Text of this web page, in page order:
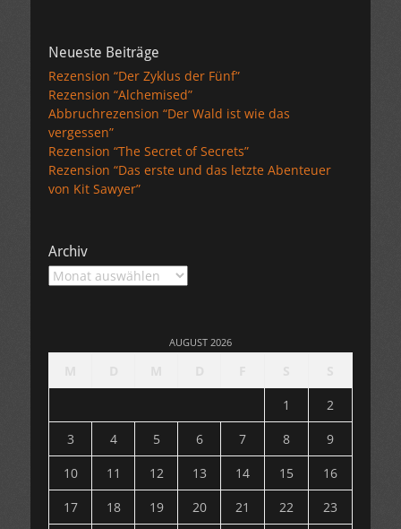
Neueste Beiträge
Rezension “Der Zyklus der Fünf”
Rezension “Alchemised”
Abbruchrezension “Der Wald ist wie das
vergessen”
Rezension “The Secret of Secrets”
Rezension “Das erste und das letzte Abenteuer
von Kit Sawyer”
Archiv
Archiv
AUGUST 2026
1
2
3
4 5 6 7 8
9
10
11 12 13 14 15
16
17
18 19 20 21 22 23